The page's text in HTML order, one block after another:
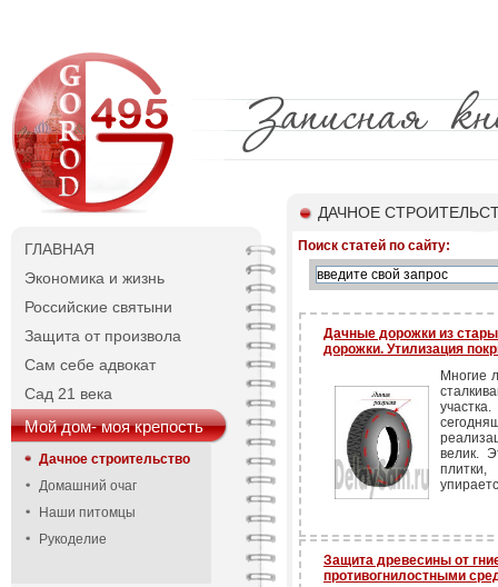
ГЛАВНАЯ
Экономика и жизнь
Российские святыни
Защита от произвола
Сам себе адвокат
Сад 21 века
Мой дом- моя крепость
Дачное строительство
Домашний очаг
Наши питомцы
Рукоделие
ДАЧНОЕ
Поиск статей по сайту:
Дачные дорожки из
дорожки. Утилизация
Многие
велик.
Защита древесины от
противогнилостными